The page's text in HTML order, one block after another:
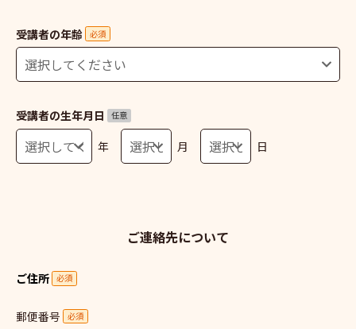
受講者の年齢 必須
受講者の生年月日 任意
年 月 日
ご連絡先について
ご住所 必須
郵便番号 必須